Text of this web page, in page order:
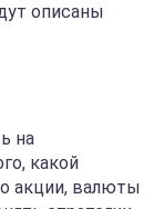
описаны
на
какой
акции, валюты